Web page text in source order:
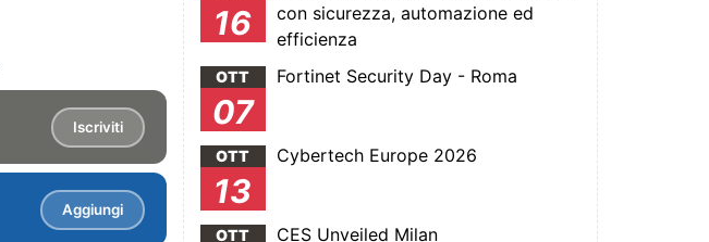
Iscriviti
Aggiungi
16
con sicurezza, automazione ed
efficienza
OTT
07
Fortinet Security Day - Roma
OTT
13
Cybertech Europe 2026
OTT CES Unveiled Milan